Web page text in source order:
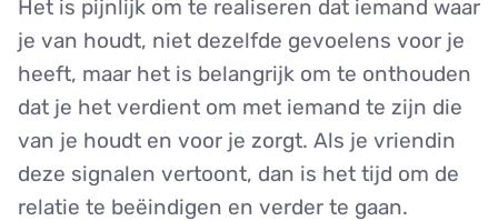
Het is pijnlijk om te realiseren dat iemand waar
je van houdt, niet dezelfde gevoelens voor je
heeft, maar het is belangrijk om te onthouden
dat je het verdient om met iemand te zijn die
van je houdt en voor je zorgt. Als je vriendin
deze signalen vertoont, dan is het tijd om de
relatie te beëindigen en verder te gaan.